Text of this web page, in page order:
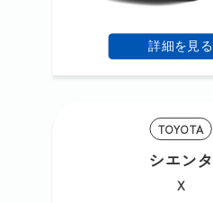
詳細を見る
TOYOTA
シエンタ
X